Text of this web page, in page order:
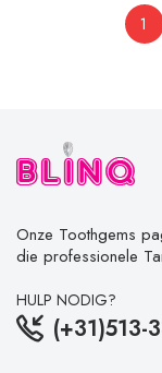
1
Onze Toothgems
die professionele
HULP NODIG?
(+31)513-